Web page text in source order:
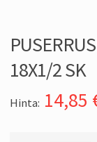
18X1/2 SK
Hinta: 14,85